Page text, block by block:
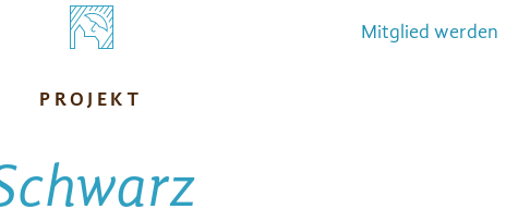
Mitglied werden
PROJEKT